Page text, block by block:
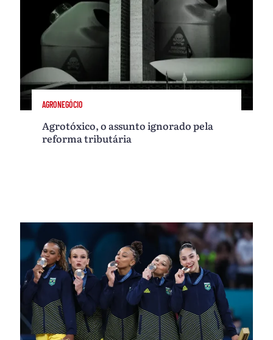
AGRONEGÓCIO
Agrotóxico, o assunto ignorado pela
reforma tributária